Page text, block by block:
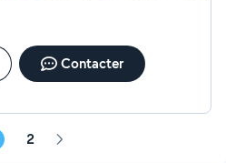
Contacter
2 Page